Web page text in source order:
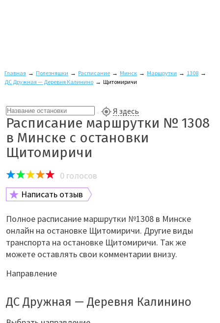
Главная → Полезняшки → Расписание → Минск → Маршрутки → 1308 →
ДС Дружная — Деревня Калинино → Щитомиричи
Я здесь
Расписание маршрутки № 1308
в Минске с остановки
Щитомиричи
0 голосов
Написать отзыв
Полное расписание маршрутки №1308 в Минске
онлайн на остановке Щитомиричи. Другие виды
транспорта на остановке Щитомиричи. Так же
можете оставлять свои комментарии внизу.
Направление
ДС Дружная — Деревня Калинино